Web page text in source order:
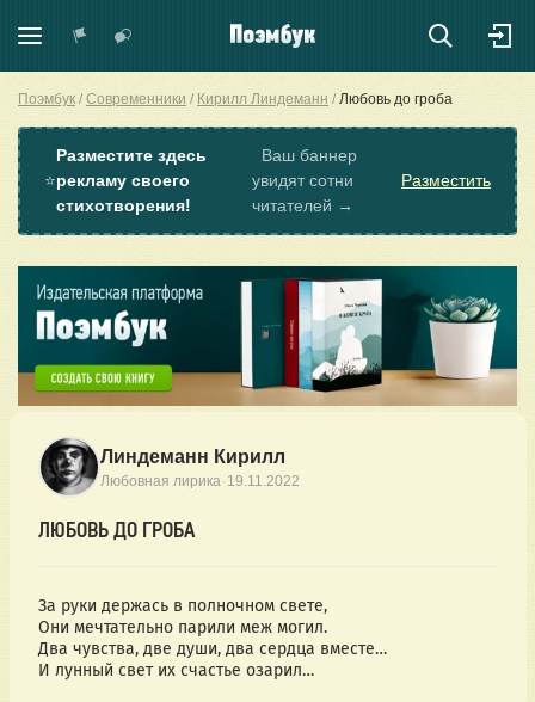
Поэмбук Современники Кирилл Линдеманн Любовь до гроба
⭐
Разместите здесь
рекламу своего
стихотворения!
Ваш баннер
увидят сотни
читателей →
Разместить
Линдеманн Кирилл
Любовная лирика· 19.11.2022
ЛЮБОВЬ ДО ГРОБА
За руки держась в полночном свете,
Они мечтательно парили меж могил.
Два чувства, две души, два сердца вместе…
И лунный свет их счастье озарил…